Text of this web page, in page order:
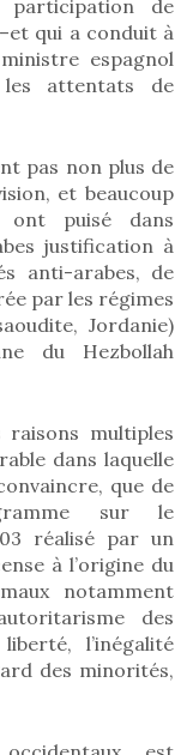
de
qui a conduit à
espagnol
attentats de
pas non plus de
et beaucoup
ont puisé dans
justification à
anti-arabes, de
par les régimes
Jordanie)
du Hezbollah
multiples
dans laquelle
que de
sur le
réalisé par un
à l’origine du
notamment
des
l’inégalité
des minorités,